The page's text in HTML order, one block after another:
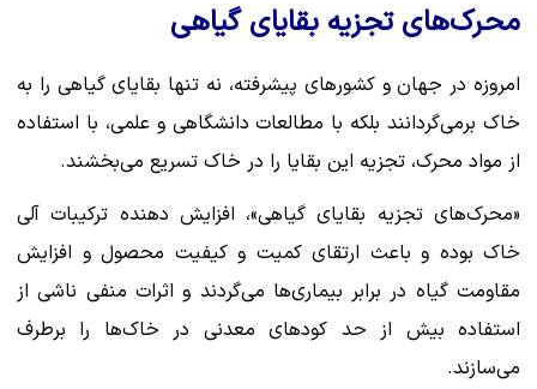
محرک‌های تجزیه بقایای گیاهی
امروزه در جهان و کشورهای پیشرفته، نه تنها بقایای گیاهی را به
خاک برمی‎‌گردانند بلکه با مطالعات دانشگاهی و علمی، با استفاده
از مواد محرک، تجزیه این بقایا را در خاک تسریع می‌بخشند.
«محرک‌های تجزیه بقایای گیاهی»، افزایش دهنده ترکیبات آلی
خاک بوده و باعث ارتقای کمیت و کیفیت محصول و افزایش
مقاومت گیاه در برابر بیماری‌ها می‌گردند و اثرات منفی ناشی از
استفاده بیش از حد کودهای معدنی در خاک‌ها را برطرف
می‌سازند.